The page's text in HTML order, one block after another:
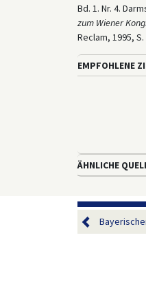
Bd. 1. Nr. 4.
zum Wiener
Reclam, 1995, S.
EMPFOHLENE
ÄHNLICHE